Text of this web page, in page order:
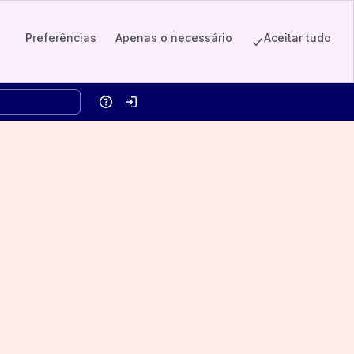
Preferências Apenas o necessário Aceitar tudo
AjudaEntrar